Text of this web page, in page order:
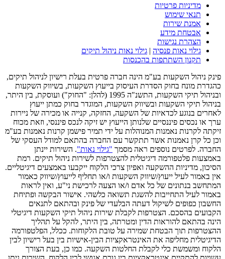
מדיניות פרטיות
תנאי שימוש
אמנת שירות
אבטחת מידע
הצהרת נגישות
גילוי נאות פנסיה | גילוי נאות ניהול תיקים
תקנון השתתפות בהכנסות
פינק ניהול השקעות בע"מ הינה חברה פרטית בעלת רישיון לניהול תיקים,
כהגדרת מונח בחוק הסדרת העיסוק בייעוץ השקעות, בשיווק השקעות
ובניהול תיקי השקעות, התשנ"ה 1995 (להלן: "החוק") ועוסקת, בין היתר,
בניהול תיקי השקעות ובשיווק השקעות, המוגדר בחוק כמתן ייעוץ
לאחרים בנוגע לכדאיות של השקעה, החזקה, קנייה או מכירה של ניירות
ערך או נכסים פיננסיים שלנותן הייעוץ יש זיקה לנכס פיננסי, וזאת מכוח
זיקתה לקרנות נאמנות המנוהלות על ידי תמיר פישמן קרנות נאמנות בע"מ
וכן כל קרן נאמנות אשר תתקשר עם החברה בהתאם למודל העסקי של
החברה. לפרטים נוספים ראה מסמך "גילוי נאות". השירות יינתן
באמצעות פלטפורמה דיגיטלית להצטרפות לשירות ניהול תיקים. רמת
הסיכון, מדיניות ההשקעה ואפיון צרכי הלקוח ייקבעו באמצעים דיגיטליים.
אין באמור לעיל ייעוץ/שיווק השקעות ו/או תחליף לייעוץ/שיווק כאמור
המתחשב בנתונים של כל אדם ו/או הצעה לרכישת ני"ע, ואין לראות
באמור לעיל התחייבות להשגת תשואה כלשהי. אישור הבקשה ופתיחת
החשבון כפופים לשיקול דעתה הבלעדי של פינק ובהתאם לתנאים
הקבועים בהסכם. הצטרפות לקבלת שירות ניהול תיקי השקעות דיגיטלי
הינה בהתאם להוראות הדין ומטרתה, בין היתר, להקל על תהליך
ההצטרפות תוך הבטחת שמירה על טובת הלקוחות. ככלל, הפלטפורמה
הדיגיטלית מחליפה את האינטראקציות הבין-אישיות בין בעל רישיון לבין
הלקוח ומשמשת כלי לקבלת החלטות השקעה. כמו כן, בעת הצורך